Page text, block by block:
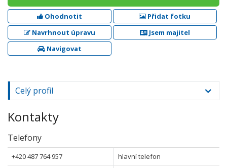
Ohodnotit
Přidat fotku
Navrhnout úpravu
Jsem majitel
Navigovat
Celý profil
Kontakty
Telefony
+420 487 764 957
hlavní telefon